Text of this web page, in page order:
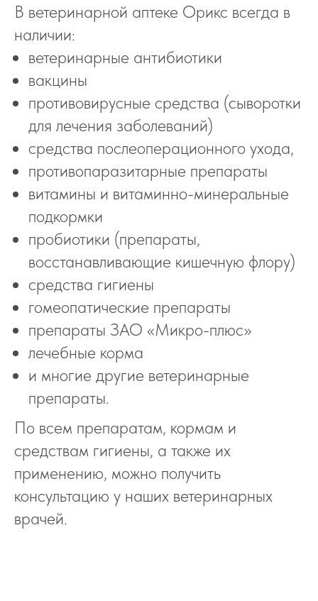
В ветеринарной аптеке Орикс всегда в
наличии:
ветеринарные антибиотики
вакцины
противовирусные средства (сыворотки
для лечения заболеваний)
средства послеоперационного ухода,
противопаразитарные препараты
витамины и витаминно-минеральные
подкормки
пробиотики (препараты,
восстанавливающие кишечную флору)
средства гигиены
гомеопатические препараты
препараты ЗАО «Микро-плюс»
лечебные корма
и многие другие ветеринарные
препараты.
По всем препаратам, кормам и
средствам гигиены, а также их
применению, можно получить
консультацию у наших ветеринарных
врачей.